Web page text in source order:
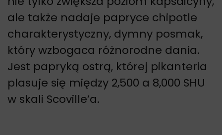
ale także nadaje papryce chipotle
charakterystyczny, dymny posmak,
który wzbogaca różnorodne dania.
Jest papryką ostrą, której pikanteria
plasuje się między 2,500 a 8,000 SHU
w skali Scoville’a.